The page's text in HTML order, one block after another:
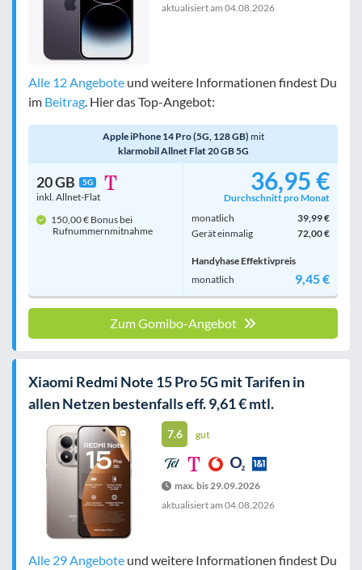
aktualisiert am 04.08.2026
Alle 12 Angebote und weitere Informationen findest Du
im Beitrag . Hier das Top-Angebot:
Apple iPhone 14 Pro (5G, 128 GB) mit
klarmobil Allnet Flat 20 GB 5G
20 GB 5G
inkl. Allnet-Flat
150,00 € Bonus bei
Rufnummern­mitnahme
36,95 €
Durchschnitt pro Monat
monatlich
39,99 €
Gerät einmalig
72,00 €
Handyhase Effektivpreis
monatlich
9,45 €
Zum Gomibo-Angebot
Xiaomi Redmi Note 15 Pro 5G mit Tarifen in
allen Netzen bestenfalls eff. 9,61 € mtl.
7.6 gut
max. bis 29.09.2026
aktualisiert am 04.08.2026
Alle 29 Angebote und weitere Informationen findest Du